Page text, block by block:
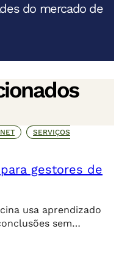
do mercado de
SERVIÇOS
gestores de
usa aprendizado
sem
de forma